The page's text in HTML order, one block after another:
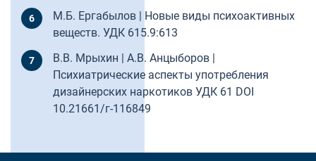
М.Б. Ергабылов | Новые виды психоактивных
веществ. УДК 615.9:613
В.В. Мрыхин | А.В. Анцыборов |
Психиатрические аспекты употребления
дизайнерских наркотиков УДК 61 DOI
10.21661/г-116849